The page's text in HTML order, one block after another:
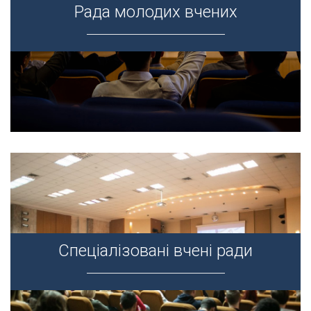
Рада молодих вчених
Рада молодих вчених
Спеціалізовані вчені ради
Спеціалізовані вчені ради